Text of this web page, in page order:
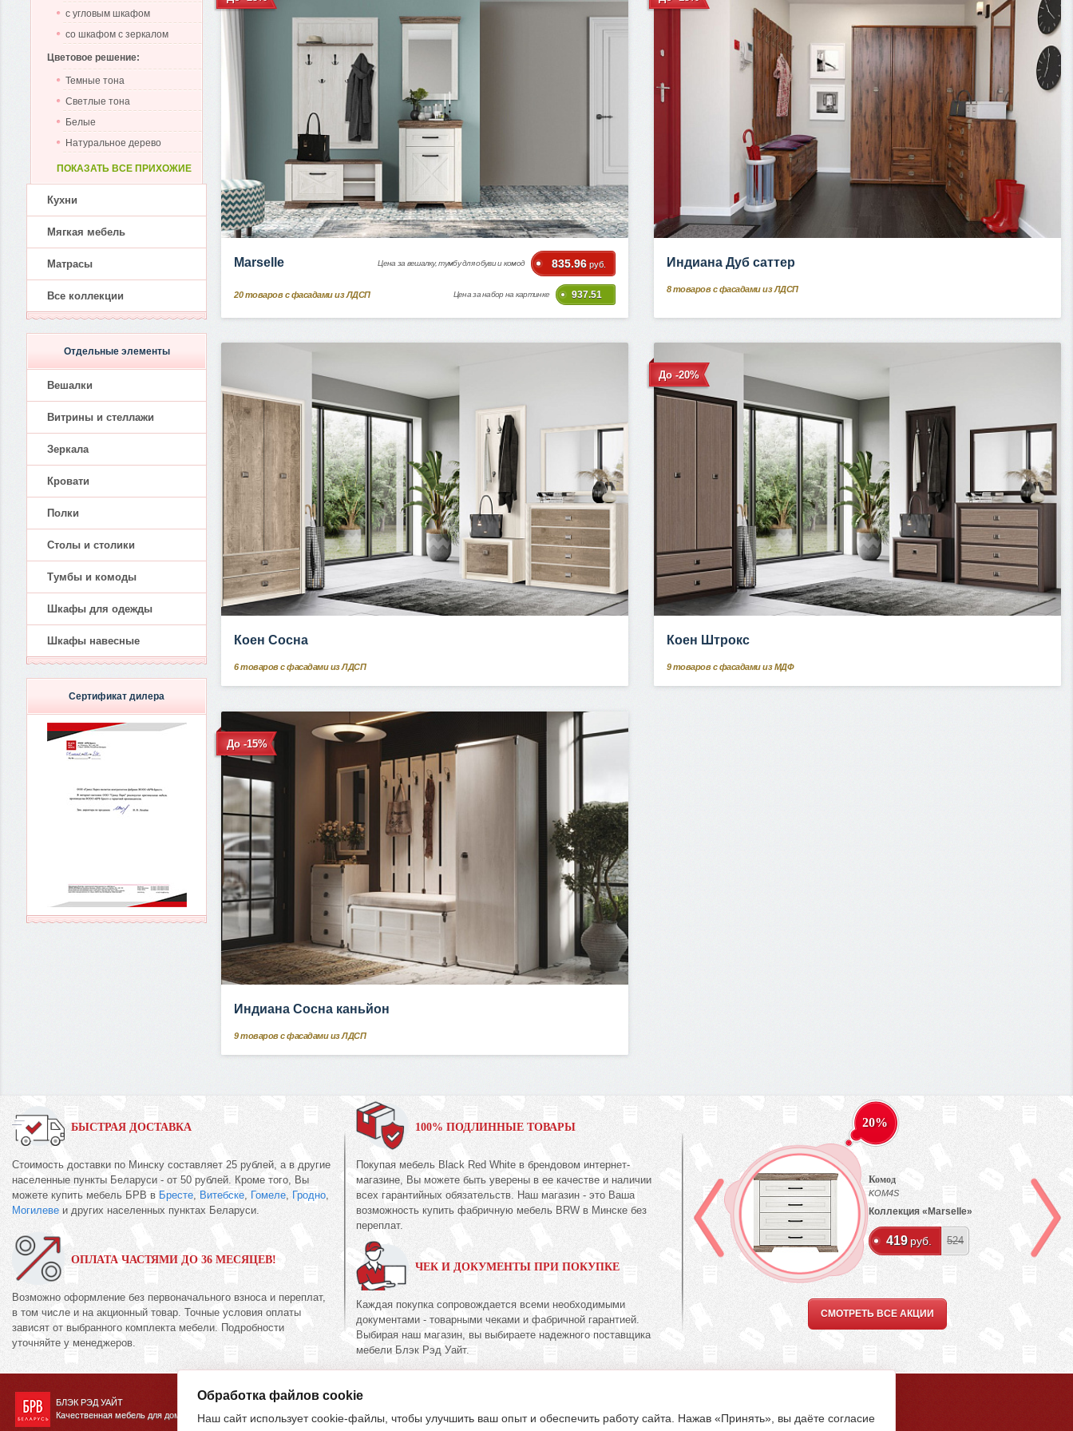
Marselle Цена за вешалку, тумбу для обуви и комод 835.96 руб.
20 товаров с фасадами из ЛДСП Цена за набор на картинке 937.51
Индиана Дуб саттер
8 товаров с фасадами из ЛДСП
Коен Сосна
6 товаров с фасадами из ЛДСП
До -20%
Коен Штрокс
9 товаров с фасадами из МДФ
До -15%
Индиана Сосна каньйон
9 товаров с фасадами из ЛДСП
с угловым шкафом
со шкафом с зеркалом
Цветовое решение:
Темные тона
Светлые тона
Белые
Натуральное дерево
ПОКАЗАТЬ ВСЕ ПРИХОЖИЕ
Кухни
Мягкая мебель
Матрасы
Все коллекции
Отдельные элементы
Вешалки
Витрины и стеллажи
Зеркала
Кровати
Полки
Столы и столики
Тумбы и комоды
Шкафы для одежды
Шкафы навесные
Сертификат дилера
БЫСТРАЯ ДОСТАВКА
Стоимость доставки по Минску составляет 25 рублей, а в другие
населенные пункты Беларуси - от 50 рублей. Кроме того, Вы
можете купить мебель БРВ в Бресте, Витебске, Гомеле, Гродно,
Могилеве и других населенных пунктах Беларуси.
ОПЛАТА ЧАСТЯМИ ДО 36 МЕСЯЦЕВ!
Возможно оформление без первоначального взноса и переплат,
в том числе и на акционный товар. Точные условия оплаты
зависят от выбранного комплекта мебели. Подробности
уточняйте у менеджеров.
100% ПОДЛИННЫЕ ТОВАРЫ
Покупая мебель Black Red White в брендовом интернет-
магазине, Вы можете быть уверены в ее качестве и наличии
всех гарантийных обязательств. Наш магазин - это Ваша
возможность купить фабричную мебель BRW в Минске без
переплат.
ЧЕК И ДОКУМЕНТЫ ПРИ ПОКУПКЕ
Каждая покупка сопровождается всеми необходимыми
документами - товарными чеками и фабричной гарантией.
Выбирая наш магазин, вы выбираете надежного поставщика
мебели Блэк Рэд Уайт.
20%
Комод
KOM4S
Коллекция «Marselle»
419 руб. 524
СМОТРЕТЬ ВСЕ АКЦИИ
БЛЭК РЭД УАЙТ
Качественная мебель для дома
Обработка файлов cookie
Наш сайт использует cookie-файлы, чтобы улучшить ваш опыт и обеспечить работу сайта. Нажав «Принять», вы даёте согласие